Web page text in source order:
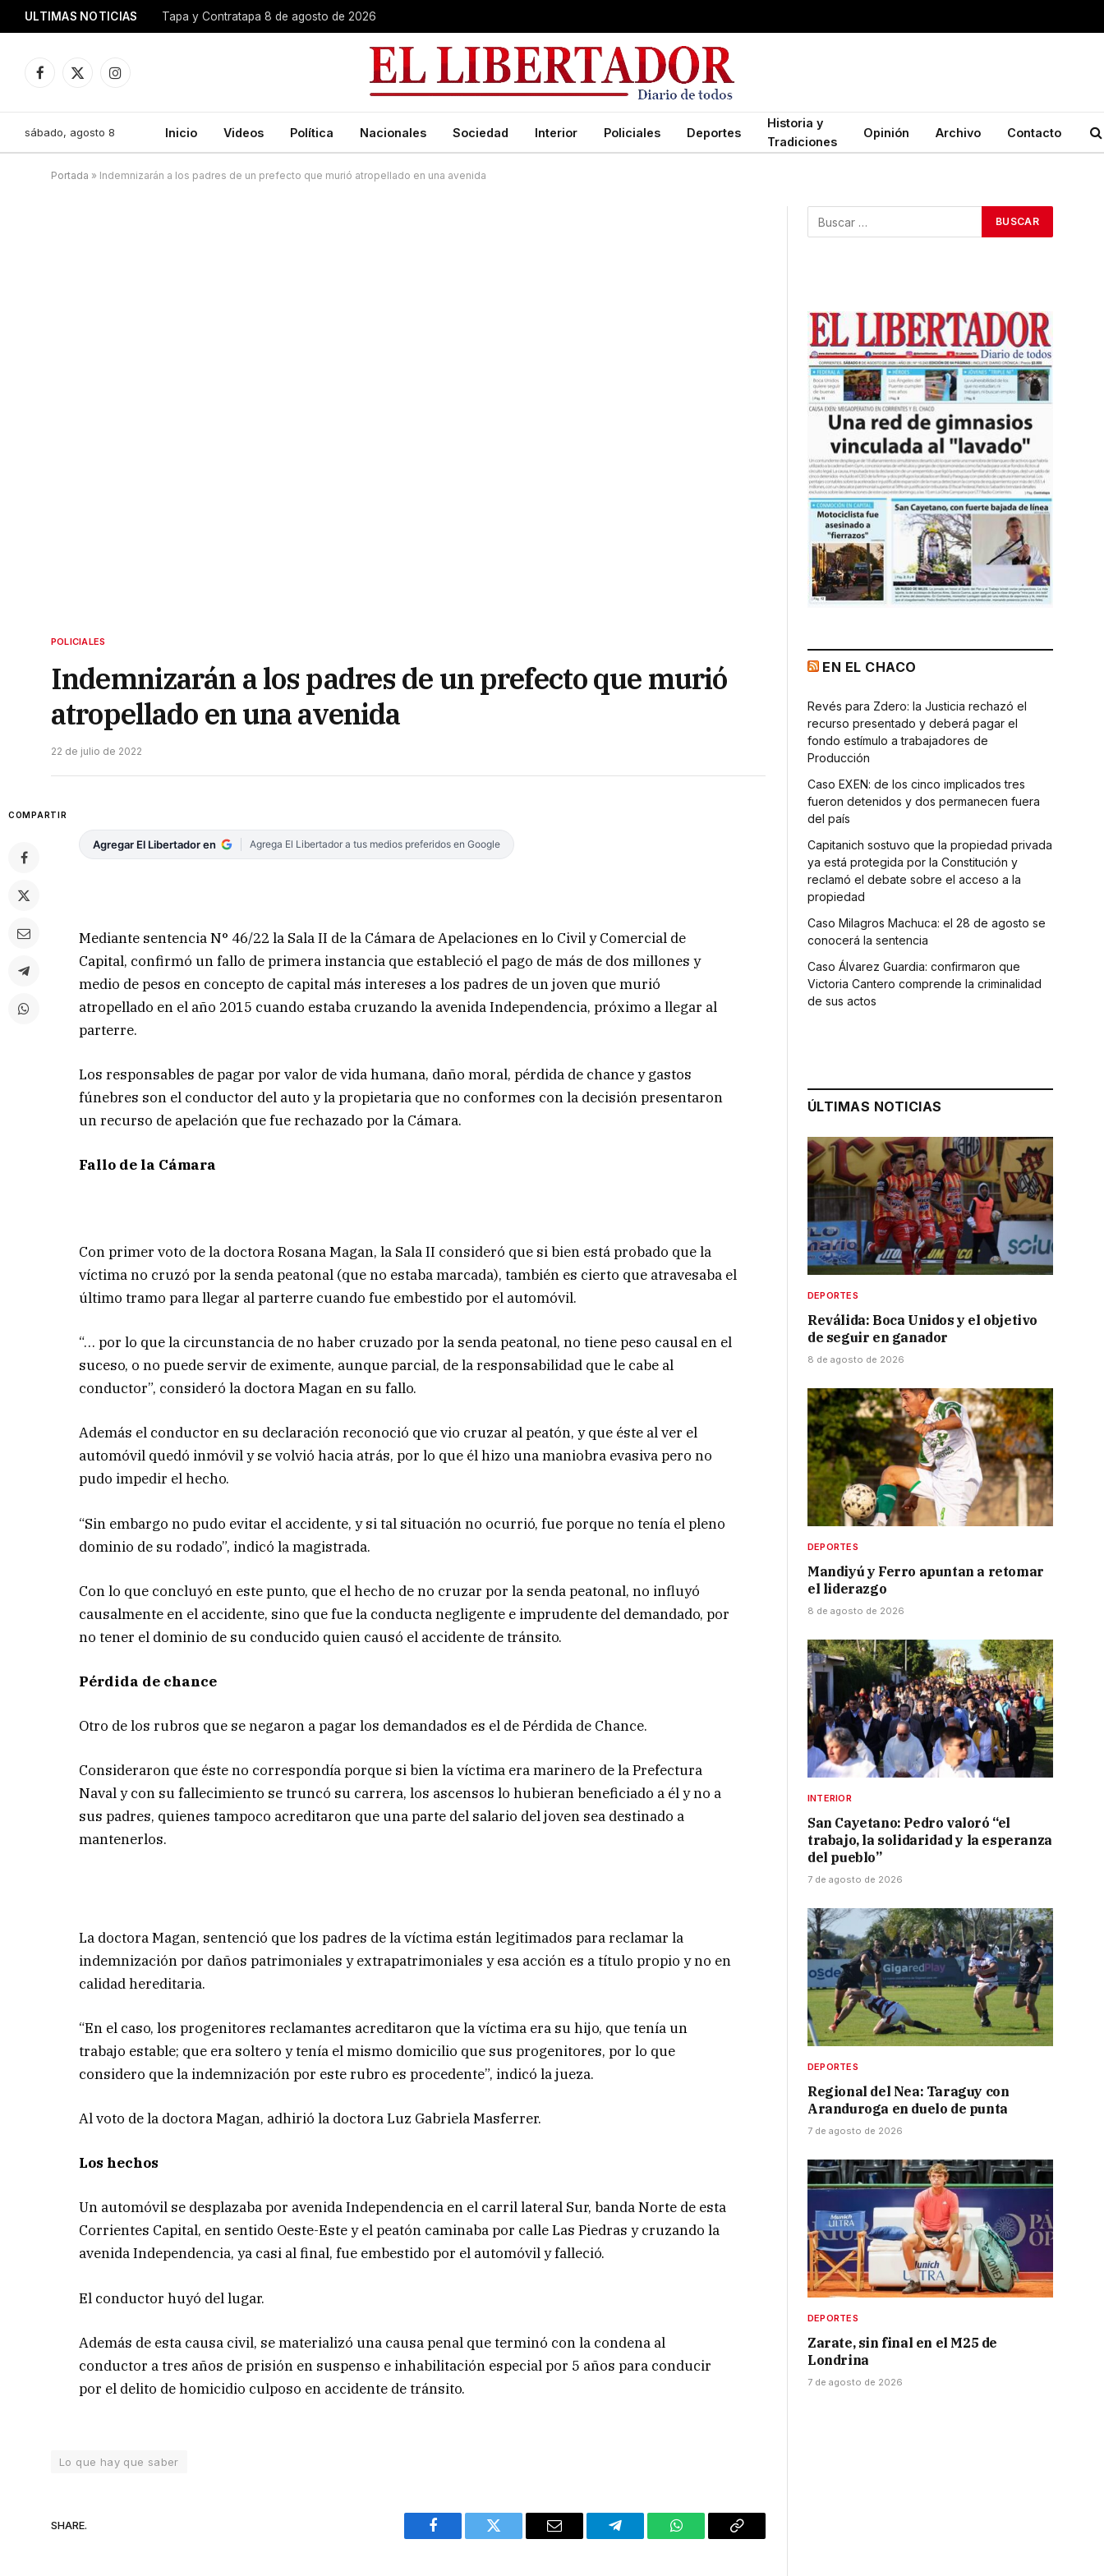
ULTIMAS NOTICIAS Tapa y Contratapa 8 de agosto de 2026
Facebook
X
Instagram
sábado, agosto 8 Inicio Videos Política Nacionales Sociedad Interior Policiales Deportes
Historia y
Tradiciones
Opinión Archivo Contacto
Portada » Indemnizarán a los padres de un prefecto que murió atropellado en una avenida
POLICIALES
Indemnizarán a los padres de un prefecto que murió
atropellado en una avenida
22 de julio de 2022
COMPARTIR
Agregar El Libertador en Agrega El Libertador a tus medios preferidos en Google
Mediante sentencia N° 46/22 la Sala II de la Cámara de Apelaciones en lo Civil y Comercial de
Capital, confirmó un fallo de primera instancia que estableció el pago de más de dos millones y
medio de pesos en concepto de capital más intereses a los padres de un joven que murió
atropellado en el año 2015 cuando estaba cruzando la avenida Independencia, próximo a llegar al
parterre.
Los responsables de pagar por valor de vida humana, daño moral, pérdida de chance y gastos
fúnebres son el conductor del auto y la propietaria que no conformes con la decisión presentaron
un recurso de apelación que fue rechazado por la Cámara.
Fallo de la Cámara
Con primer voto de la doctora Rosana Magan, la Sala II consideró que si bien está probado que la
víctima no cruzó por la senda peatonal (que no estaba marcada), también es cierto que atravesaba el
último tramo para llegar al parterre cuando fue embestido por el automóvil.
“… por lo que la circunstancia de no haber cruzado por la senda peatonal, no tiene peso causal en el
suceso, o no puede servir de eximente, aunque parcial, de la responsabilidad que le cabe al
conductor”, consideró la doctora Magan en su fallo.
Además el conductor en su declaración reconoció que vio cruzar al peatón, y que éste al ver el
automóvil quedó inmóvil y se volvió hacia atrás, por lo que él hizo una maniobra evasiva pero no
pudo impedir el hecho.
“Sin embargo no pudo evitar el accidente, y si tal situación no ocurrió, fue porque no tenía el pleno
dominio de su rodado”, indicó la magistrada.
Con lo que concluyó en este punto, que el hecho de no cruzar por la senda peatonal, no influyó
causalmente en el accidente, sino que fue la conducta negligente e imprudente del demandado, por
no tener el dominio de su conducido quien causó el accidente de tránsito.
Pérdida de chance
Otro de los rubros que se negaron a pagar los demandados es el de Pérdida de Chance.
Consideraron que éste no correspondía porque si bien la víctima era marinero de la Prefectura
Naval y con su fallecimiento se truncó su carrera, los ascensos lo hubieran beneficiado a él y no a
sus padres, quienes tampoco acreditaron que una parte del salario del joven sea destinado a
mantenerlos.
La doctora Magan, sentenció que los padres de la víctima están legitimados para reclamar la
indemnización por daños patrimoniales y extrapatrimoniales y esa acción es a título propio y no en
calidad hereditaria.
“En el caso, los progenitores reclamantes acreditaron que la víctima era su hijo, que tenía un
trabajo estable; que era soltero y tenía el mismo domicilio que sus progenitores, por lo que
considero que la indemnización por este rubro es procedente”, indicó la jueza.
Al voto de la doctora Magan, adhirió la doctora Luz Gabriela Masferrer.
Los hechos
Un automóvil se desplazaba por avenida Independencia en el carril lateral Sur, banda Norte de esta
Corrientes Capital, en sentido Oeste-Este y el peatón caminaba por calle Las Piedras y cruzando la
avenida Independencia, ya casi al final, fue embestido por el automóvil y falleció.
El conductor huyó del lugar.
Además de esta causa civil, se materializó una causa penal que terminó con la condena al
conductor a tres años de prisión en suspenso e inhabilitación especial por 5 años para conducir
por el delito de homicidio culposo en accidente de tránsito.
Lo que hay que saber
SHARE.
Facebook Twitter Email Telegram WhatsAppCopy
EN EL CHACO
Revés para Zdero: la Justicia rechazó el
recurso presentado y deberá pagar el
fondo estímulo a trabajadores de
Producción
Caso EXEN: de los cinco implicados tres
fueron detenidos y dos permanecen fuera
del país
Capitanich sostuvo que la propiedad privada
ya está protegida por la Constitución y
reclamó el debate sobre el acceso a la
propiedad
Caso Milagros Machuca: el 28 de agosto se
conocerá la sentencia
Caso Álvarez Guardia: confirmaron que
Victoria Cantero comprende la criminalidad
de sus actos
ÚLTIMAS NOTICIAS
DEPORTES
Reválida: Boca Unidos y el objetivo
de seguir en ganador
8 de agosto de 2026
DEPORTES
Mandiyú y Ferro apuntan a retomar
el liderazgo
8 de agosto de 2026
INTERIOR
San Cayetano: Pedro valoró “el
trabajo, la solidaridad y la esperanza
del pueblo”
7 de agosto de 2026
DEPORTES
Regional del Nea: Taraguy con
Aranduroga en duelo de punta
7 de agosto de 2026
DEPORTES
Zarate, sin final en el M25 de
Londrina
7 de agosto de 2026